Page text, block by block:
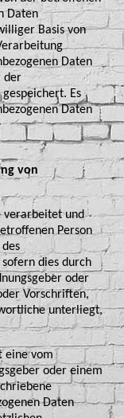
Daten
Basis von
Daten
der
Es
Daten
von
und
Person
dies durch
oder
Vorschriften,
unterliegt,
eine vom
oder einem
Daten